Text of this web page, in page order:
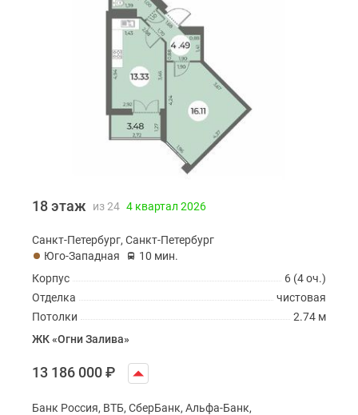
18 этаж из 24 4 квартал 2026
Санкт-Петербург, Санкт-Петербург
Юго-Западная
10 мин.
6 (4 оч.)
Корпус
чистовая
Отделка
2.74 м
Потолки
ЖК «Огни Залива»
13 186 000₽
Банк Россия, ВТБ, СберБанк, Альфа-Банк,